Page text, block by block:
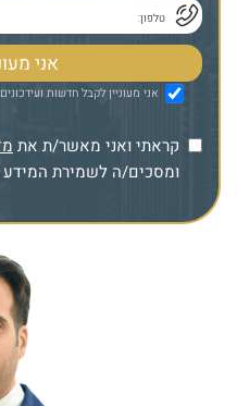
אני מעוניין לקבל חדשות ועידכונים
קראתי ואני מאשר/ת את
ומסכים/ה לשמירת המידע